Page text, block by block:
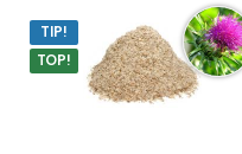
TIP!
TOP!